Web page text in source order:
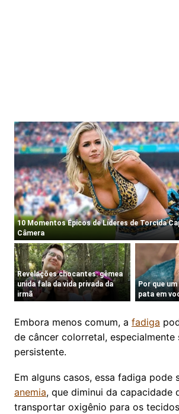
Embora menos comum, a fadiga
de câncer colorretal, especialmente
persistente.
Em alguns casos, essa fadiga pode
anemia, que diminui da capacidade
transportar oxigênio para os